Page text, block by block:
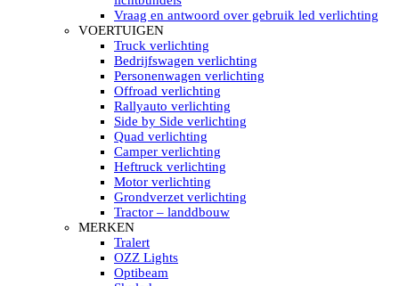
Subcategorieën Led zoeklichten
HELLA MARINE LED
Sea Hawk – Light Bars
Sea Hawk – Light Bars – Edge Light
Sea Hawk – Work Lights
RokLUME Led werklampen
HypaLUME Led werklampen
Subcategorieën Hella Marine Led
LED STRIPS
Led strip flexibel Click & Go
Led strip RGB op rol
Led strip IP68 waterdicht
Led strip kleur wit
Led strips Vantage
Led strip met ingebouwde accu
Subcategorieën Led strips
LED INTERIEUR VERLICHTING
Led verlichting interieur PIR / Touch
LED Armatuur met Strip 220V
Vraag en antwoord over gebruik led verlichting
VOERTUIGEN
Truck verlichting
Bedrijfswagen verlichting
Personenwagen verlichting
Offroad verlichting
Rallyauto verlichting
Side by Side verlichting
Quad verlichting
Camper verlichting
Heftruck verlichting
Motor verlichting
Grondverzet verlichting
Tractor – landdbouw
MERKEN
Tralert
OZZ Lights
Optibeam